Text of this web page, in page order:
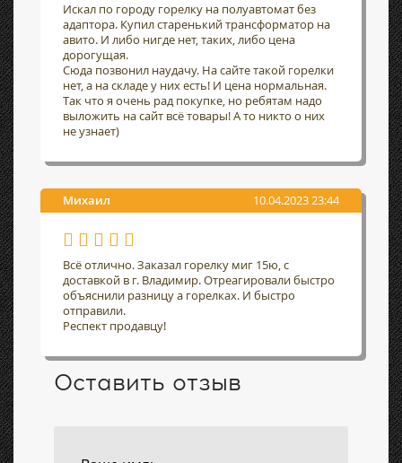
Искал по городу горелку на полуавтомат без
адаптора. Купил старенький трансформатор на
авито. И либо нигде нет, таких, либо цена
дорогущая.
Сюда позвонил наудачу. На сайте такой горелки
нет, а на складе у них есть! И цена нормальная.
Так что я очень рад покупке, но ребятам надо
выложить на сайт всё товары! А то никто о них
не узнает)
Михаил 10.04.2023 23:44
Всё отлично. Заказал горелку миг 15ю, с
доставкой в г. Владимир. Отреагировали быстро
объяснили разницу а горелках. И быстро
отправили.
Респект продавцу!
Оставить отзыв